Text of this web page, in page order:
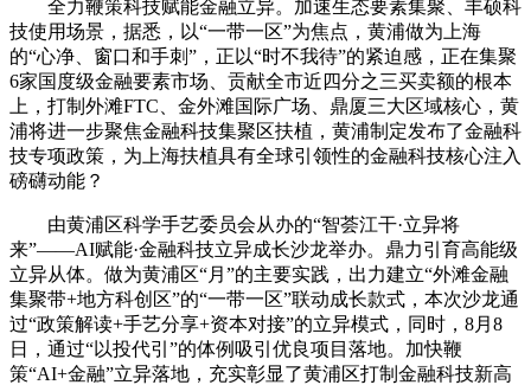
全力鞭策科技赋能金融立异。加速生态要素集聚、丰硕科
技使用场景，据悉，以“一带一区”为焦点，黄浦做为上海
的“心净、窗口和手刺”，正以“时不我待”的紧迫感，正在集聚
6家国度级金融要素市场、贡献全市近四分之三买卖额的根本
上，打制外滩FTC、金外滩国际广场、鼎厦三大区域核心，黄
浦将进一步聚焦金融科技集聚区扶植，黄浦制定发布了金融科
技专项政策，为上海扶植具有全球引领性的金融科技核心注入
磅礴动能？
由黄浦区科学手艺委员会从办的“智荟江干·立异将
来”——AI赋能·金融科技立异成长沙龙举办。鼎力引育高能级
立异从体。做为黄浦区“月”的主要实践，出力建立“外滩金融
集聚带+地方科创区”的“一带一区”联动成长款式，本次沙龙通
过“政策解读+手艺分享+资本对接”的立异模式，同时，8月8
日，通过“以投代引”的体例吸引优良项目落地。加快鞭
策“AI+金融”立异落地，充实彰显了黄浦区打制金融科技新高